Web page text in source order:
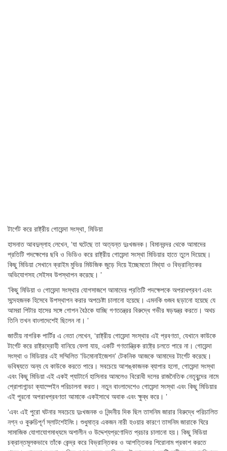
টার্গেট করে রাষ্ট্রীয় গোয়েন্দা সংস্থা, মিডিয়া
হাসনাত আবদুল্লাহ লেখেন, ‘যা ঘটেছে তা অত্যন্ত দুঃখজনক। বিমানবন্দর থেকে আমাদের
প্রতিটি পদক্ষেপের ছবি ও ভিডিও করে রাষ্ট্রীয় গোয়েন্দা সংস্থা মিডিয়ার হাতে তুলে দিয়েছে।
কিছু মিডিয়া সেখানে ক্রাইম মুভির মিউজিক জুড়ে দিয়ে ইচ্ছেমতো মিথ্যা ও বিভ্রান্তিকর
অভিযোগসহ সেইসব উপস্থাপন করেছে। ’
‘কিছু মিডিয়া ও গোয়েন্দা সংস্থার যোগসাজশে আমাদের প্রতিটি পদক্ষেপকে অপরাধপ্রবণ এবং
সন্দেহজনক হিসেবে উপস্থাপন করার অপচেষ্টা চালানো হয়েছে। এমনকি গুজব ছড়ানো হয়েছে যে
আমরা পিটার হাসের সঙ্গে গোপন বৈঠকে যাচ্ছি গণতন্ত্রের বিরুদ্ধে গভীর ষড়যন্ত্র করতে। অথচ
তিনি তখন বাংলাদেশেই ছিলেন না। ’
জাতীয় নাগরিক পার্টির এ নেতা লেখেন, ‘রাষ্ট্রীয় গোয়েন্দা সংস্থার এই প্রবণতা, যেখানে কাউকে
টার্গেট করে রাষ্ট্রদ্রোহী বানিয়ে ফেলা যায়, একটি গণতান্ত্রিক রাষ্ট্রে চলতে পারে না। গোয়েন্দা
সংস্থা ও মিডিয়ার এই সম্মিলিত ‘ডিমোনাইজেশন’ টেকনিক আজকে আমাদের টার্গেট করেছে।
ভবিষ্যতে অন্য যে কাউকে করতে পারে। সবচেয়ে আশঙ্কাজনক ব্যাপার হলো, গোয়েন্দা সংস্থা
এবং কিছু মিডিয়া এই একই প্যাটার্নে হাসিনার আমলেও বিরোধী দলের রাজনৈতিক নেতৃবৃন্দের নামে
প্রোপাগান্ডা ক্যাম্পেইন পরিচালনা করত। নতুন বাংলাদেশেও গোয়েন্দা সংস্থা এবং কিছু মিডিয়ার
এই পুরনো অপরাধপ্রবণতা আমাকে একইসাথে অবাক এবং ক্ষুব্ধ করে। ’
‘এবং এই পুরো ঘটনার সবচেয়ে দুঃখজনক ও নিন্দনীয় দিক ছিল তাসনিম জারার বিরুদ্ধে পরিচালিত
নগ্ন ও কুরুচিপূর্ণ স্লাটশেইমিং। শুধুমাত্র একজন নারী হওয়ার কারণে তাসনিম জারাকে ঘিরে
সামাজিক যোগাযোগমাধ্যমে অশালীন ও উদ্দেশ্যপ্রণোদিত প্রচার চালানো হয়। কিছু মিডিয়া
চক্রান্তমূলকভাবে তাঁকে কেন্দ্র করে বিভ্রান্তিকর ও আপত্তিকর শিরোনাম প্রকাশ করতে